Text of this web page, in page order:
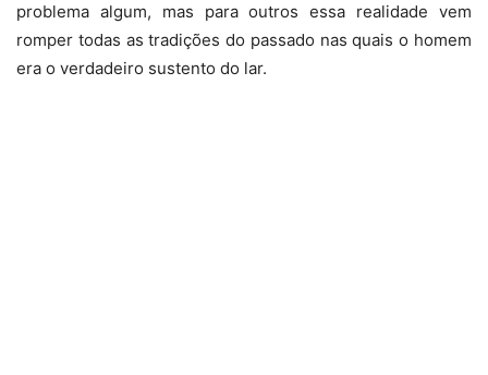
problema algum, mas para outros essa realidade vem
romper todas as tradições do passado nas quais o homem
era o verdadeiro sustento do lar.